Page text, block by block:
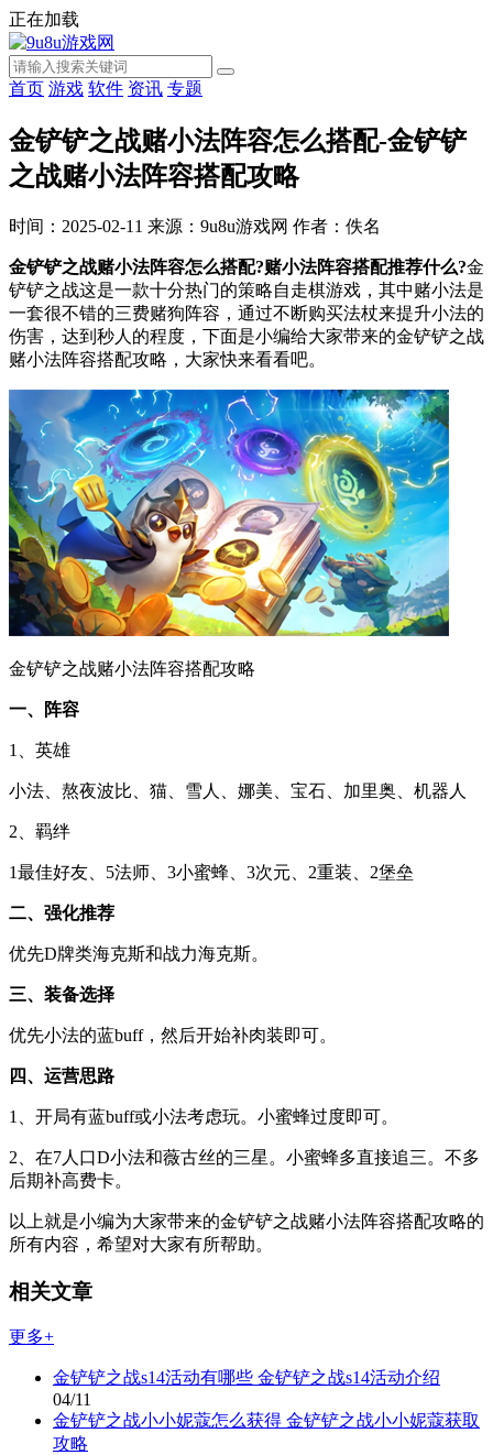
正在加载
首页 游戏 软件 资讯 专题
金铲铲之战赌小法阵容怎么搭配-金铲铲
之战赌小法阵容搭配攻略
时间：2025-02-11 来源：9u8u游戏网 作者：佚名
金铲铲之战赌小法阵容怎么搭配?赌小法阵容搭配推荐什么?金
铲铲之战这是一款十分热门的策略自走棋游戏，其中赌小法是
一套很不错的三费赌狗阵容，通过不断购买法杖来提升小法的
伤害，达到秒人的程度，下面是小编给大家带来的金铲铲之战
赌小法阵容搭配攻略，大家快来看看吧。
金铲铲之战赌小法阵容搭配攻略
一、阵容
1、英雄
小法、熬夜波比、猫、雪人、娜美、宝石、加里奥、机器人
2、羁绊
1最佳好友、5法师、3小蜜蜂、3次元、2重装、2堡垒
二、强化推荐
优先D牌类海克斯和战力海克斯。
三、装备选择
优先小法的蓝buff，然后开始补肉装即可。
四、运营思路
1、开局有蓝buff或小法考虑玩。小蜜蜂过度即可。
2、在7人口D小法和薇古丝的三星。小蜜蜂多直接追三。不多
后期补高费卡。
以上就是小编为大家带来的金铲铲之战赌小法阵容搭配攻略的
所有内容，希望对大家有所帮助。
相关文章
更多+
金铲铲之战s14活动有哪些 金铲铲之战s14活动介绍
04/11
金铲铲之战小小妮蔻怎么获得 金铲铲之战小小妮蔻获取
攻略